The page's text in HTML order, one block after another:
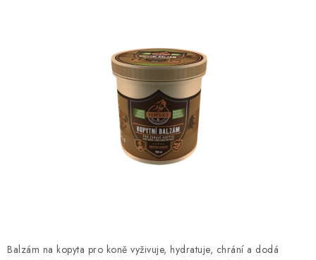
KRÁLÍCI/HLODAVCI/PTÁCI
Balzám na kopyta pro koně vyživuje, hydratuje, chrání a dodá